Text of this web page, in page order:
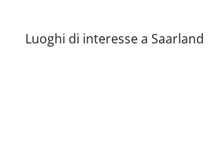
Luoghi di interesse a Saarland